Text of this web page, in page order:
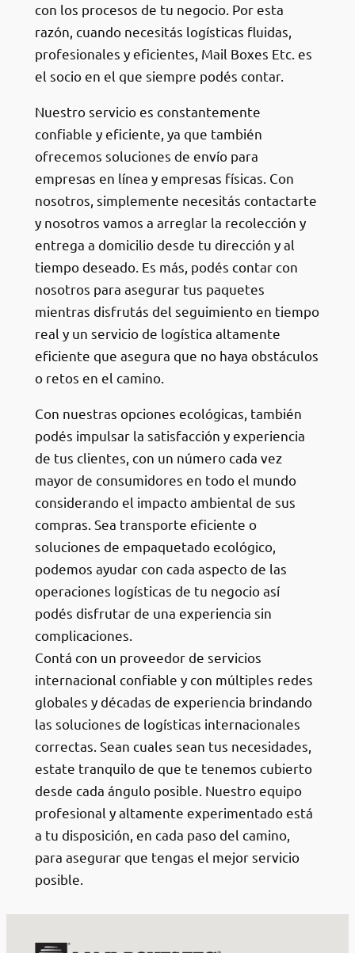
con los procesos de tu negocio. Por esta
razón, cuando necesitás logísticas fluidas,
profesionales y eficientes, Mail Boxes Etc. es
el socio en el que siempre podés contar.
Nuestro servicio es constantemente
confiable y eficiente, ya que también
ofrecemos soluciones de envío para
empresas en línea y empresas físicas. Con
nosotros, simplemente necesitás contactarte
y nosotros vamos a arreglar la recolección y
entrega a domicilio desde tu dirección y al
tiempo deseado. Es más, podés contar con
nosotros para asegurar tus paquetes
mientras disfrutás del seguimiento en tiempo
real y un servicio de logística altamente
eficiente que asegura que no haya obstáculos
o retos en el camino.
Con nuestras opciones ecológicas, también
podés impulsar la satisfacción y experiencia
de tus clientes, con un número cada vez
mayor de consumidores en todo el mundo
considerando el impacto ambiental de sus
compras. Sea transporte eficiente o
soluciones de empaquetado ecológico,
podemos ayudar con cada aspecto de las
operaciones logísticas de tu negocio así
podés disfrutar de una experiencia sin
complicaciones.
Contá con un proveedor de servicios
internacional confiable y con múltiples redes
globales y décadas de experiencia brindando
las soluciones de logísticas internacionales
correctas. Sean cuales sean tus necesidades,
estate tranquilo de que te tenemos cubierto
desde cada ángulo posible. Nuestro equipo
profesional y altamente experimentado está
a tu disposición, en cada paso del camino,
para asegurar que tengas el mejor servicio
posible.